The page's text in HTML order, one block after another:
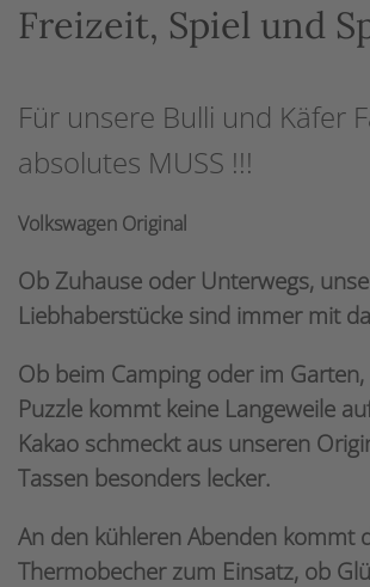
Freizeit, Spiel und
Für unsere Bulli und Käfer
absolutes MUSS !!!
Volkswagen Original
Ob Zuhause oder Unterwegs,
Liebhaberstücke sind immer mit
Ob beim Camping oder im
Puzzle kommt keine Langeweile
Kakao schmeckt aus unseren
Tassen besonders lecker.
An den kühleren Abenden kommt
Thermobecher zum Einsatz, ob